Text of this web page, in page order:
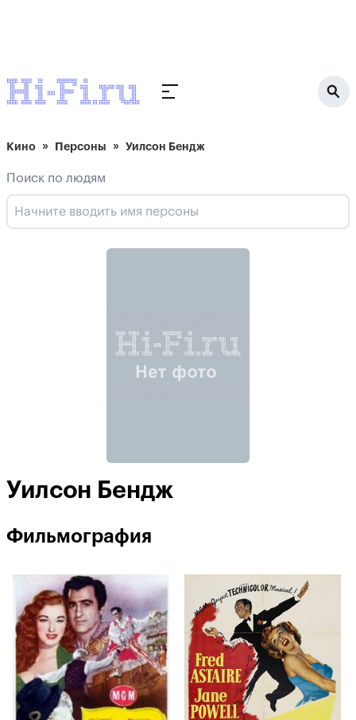
Кино Персоны Уилсон Бендж
Поиск по людям
Уилсон Бендж
Фильмография